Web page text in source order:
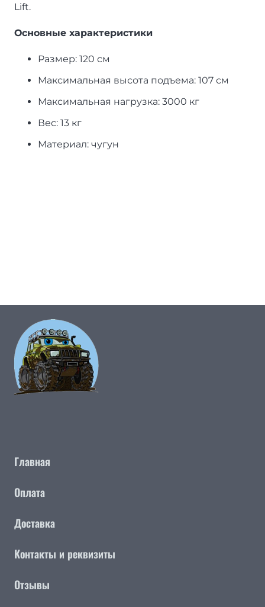
Lift.
Основные характеристики
Размер: 120 см
Максимальная высота подъема: 107 см
Максимальная нагрузка: 3000 кг
Вес: 13 кг
Материал: чугун
Главная
Оплата
Доставка
Контакты и реквизиты
Отзывы